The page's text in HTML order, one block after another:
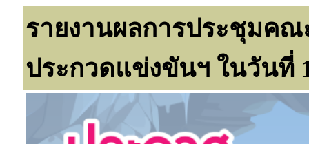
รายงานผลการประชุมค
ประกวดแข่งขันฯ ในวันที่